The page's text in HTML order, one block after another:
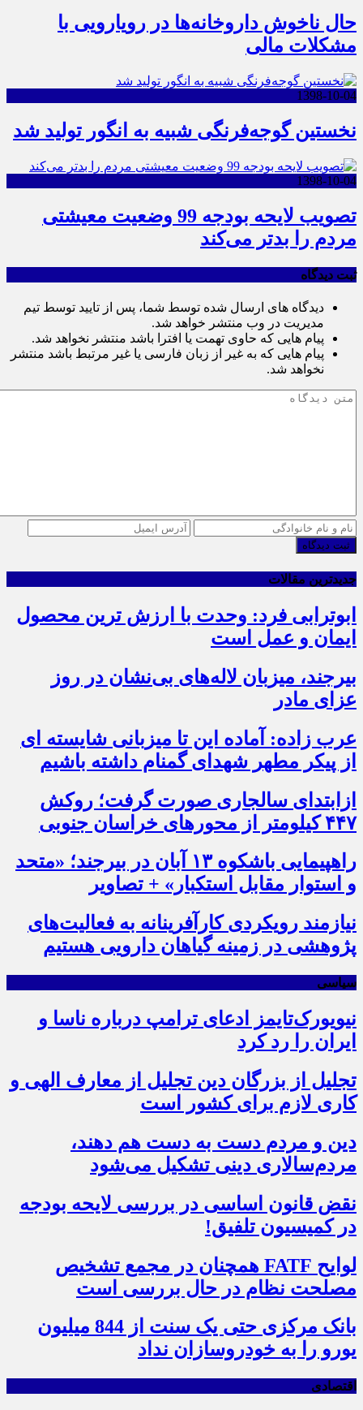
حال ناخوش داروخانه‌ها در رویارویی با
مشکلات مالی
1398-10-04
نخستین گوجه‌فرنگی شبیه به انگور تولید شد
1398-10-04
تصویب لایحه بودجه 99 وضعیت معیشتی
مردم را بدتر می‌کند
ثبت دیدگاه
دیدگاه های ارسال شده توسط شما، پس از تایید توسط تیم
مدیریت در وب منتشر خواهد شد.
پیام هایی که حاوی تهمت یا افترا باشد منتشر نخواهد شد.
پیام هایی که به غیر از زبان فارسی یا غیر مرتبط باشد منتشر
نخواهد شد.
ثبت دیدگاه
جدیدترین مقالات
ابوترابی فرد: وحدت با ارزش ترین محصول
ایمان و عمل است
بیرجند، میزبان لاله‌های بی‌نشان در روز
عزای مادر
عرب زاده: آماده این تا میزبانی شایسته ای
از پیکر مطهر شهدای گمنام داشته باشیم
ازابتدای سالجاری صورت گرفت؛ روکش
۴۴۷ کیلومتر از محورهای خراسان جنوبی
راهپیمایی باشکوه ۱۳ آبان در بیرجند؛ «متحد
و استوار مقابل استکبار» + تصاویر
نیازمند رویکردی کارآفرینانه به فعالیت‌های
پژوهشی در زمینه گیاهان دارویی هستیم
سیاسی
نیویورک‌تایمز ادعای ترامپ درباره ناسا و
ایران را رد کرد
تجلیل از بزرگان دین تجلیل از معارف الهی و
کاری لازم برای کشور است
دین و مردم دست به‌ دست هم دهند،
مردم‌سالاری دینی تشکیل می‌شود
نقض قانون اساسی در بررسی لایحه بودجه
در کمیسیون تلفیق!
لوایح FATF همچنان در مجمع تشخیص
مصلحت نظام در حال بررسی است
بانک مرکزی حتی یک سنت از 844 میلیون
یورو را به خودروسازان نداد
اقتصادی